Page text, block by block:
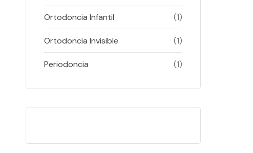
Ortodoncia Infantil (1)
Ortodoncia Invisible (1)
Periodoncia (1)